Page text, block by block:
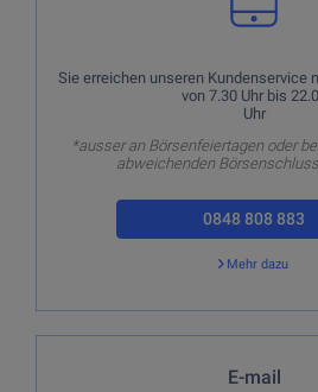
Sie erreichen unseren Kundenservice
von 7.30 Uhr bis
Uhr
*ausser an Börsenfeiertagen oder
abweichenden
0848 808 883
Mehr dazu
Zurück
E-mail
Ausschliesslich für allgemeine